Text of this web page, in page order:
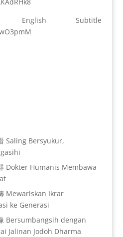
English Subtitle
Saling Bersyukur,
Dokter Humanis Membawa
Mewariskan Ikrar
ke Generasi
Bersumbangsih dengan
Jalinan Jodoh Dharma